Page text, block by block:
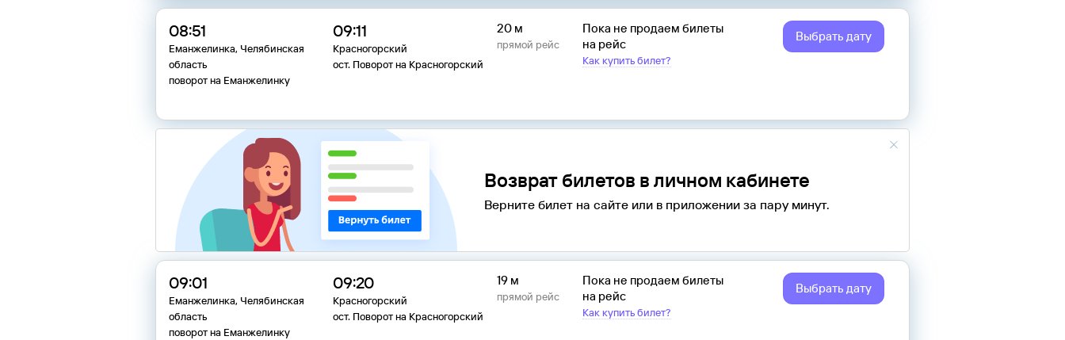
08:51
Еманжелинка, Челябинская
область
поворот на Еманжелинку
09:11
Красногорский
ост. Поворот на Красногорский
20 м
прямой рейс
Пока не продаем билеты
на рейс
Как купить билет?
Выбрать дату
Возврат билетов в личном кабинете
Верните билет на сайте или в приложении за пару минут.
09:01
Еманжелинка, Челябинская
область
поворот на Еманжелинку
09:20
Красногорский
ост. Поворот на Красногорский
19 м
прямой рейс
Пока не продаем билеты
на рейс
Как купить билет?
Выбрать дату